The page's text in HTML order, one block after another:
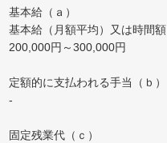
基本給（ａ）
基本給（月額平均）又は時間額
200,000円～300,000円
定額的に支払われる手当（ｂ）
-
固定残業代（ｃ）